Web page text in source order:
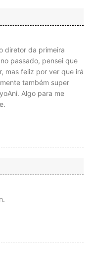
diretor da primeira
passado, pensei que
mas feliz por ver que irá
também super
Algo para me